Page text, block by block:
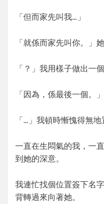
「但而家先叫我…」
「就係而家先叫你。」
「？」我用樣子做出一
「因為，係最後一個。」
「…」我頓時慚愧得無
一直在生悶氣的我，一
到她的深意。
我連忙找個位置簽下名
背轉過來向著她。